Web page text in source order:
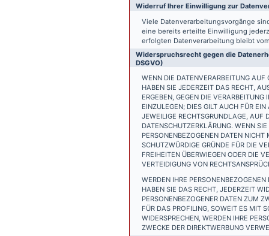
Widerruf Ihrer Einwilligung zur
Viele Datenverarbeitungsvorgänge
eine bereits erteilte Einwilligung
erfolgten Datenverarbeitung bleibt
Widerspruchsrecht gegen die
DSGVO)
WENN DIE DATENVERARBEITUNG
HABEN SIE JEDERZEIT DAS RECHT,
ERGEBEN, GEGEN DIE
EINZULEGEN; DIES GILT AUCH FÜR
JEWEILIGE RECHTSGRUNDLAGE, AUF
DATENSCHUTZERKLÄRUNG. WENN
PERSONENBEZOGENEN DATEN
SCHUTZWÜRDIGE GRÜNDE FÜR DIE
FREIHEITEN ÜBERWIEGEN ODER DIE
VERTEIDIGUNG VON
WERDEN IHRE
HABEN SIE DAS RECHT, JEDERZEIT
PERSONENBEZOGENER DATEN ZUM
FÜR DAS PROFILING, SOWEIT ES MIT
WIDERSPRECHEN, WERDEN IHRE
ZWECKE DER DIREKTWERBUNG